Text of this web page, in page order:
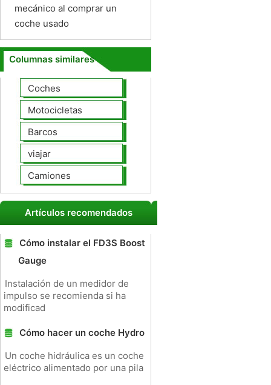
mecánico al comprar un
coche usado
Columnas similares
Coches
Motocicletas
Barcos
viajar
Camiones
Artículos recomendados
Cómo instalar el FD3S Boost
Gauge
Instalación de un medidor de
impulso se recomienda si ha
modificad
Cómo hacer un coche Hydro
Un coche hidráulica es un coche
eléctrico alimentado por una pila